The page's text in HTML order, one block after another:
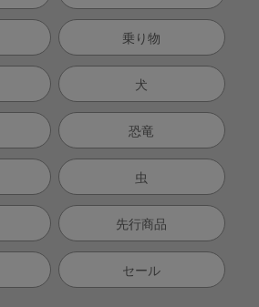
乗り物
犬
恐竜
虫
先行商品
セール